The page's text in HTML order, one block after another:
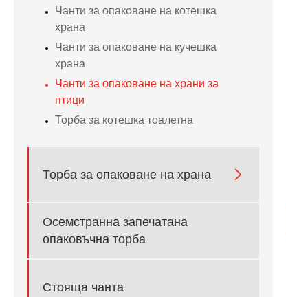
Чанти за опаковане на котешка
храна
Чанти за опаковане на кучешка
храна
Чанти за опаковане на храни за
птици
Торба за котешка тоалетна
Торба за опаковане на храна 
Осемстранна запечатана
опаковъчна торба
Стояща чанта